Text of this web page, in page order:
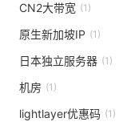
CN2大带宽 (1)
原生新加坡IP (1)
日本独立服务器 (1)
机房 (1)
lightlayer优惠码 (1)